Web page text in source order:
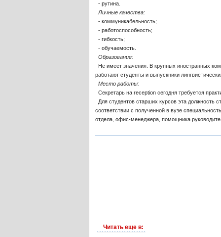
- рутина.
Личные качества:
- коммуникабельность;
- работоспособность;
- гибкость;
- обучаемость.
Образование:
Не имеет значения. В крупных иностранных
работают студенты и выпускники
Место работы:
Секретарь на reception сегодня требуется
Для студентов старших курсов эта должность
соответствии с полученной в вузе
отдела, офис-менеджера, помощника
Читать еще в: